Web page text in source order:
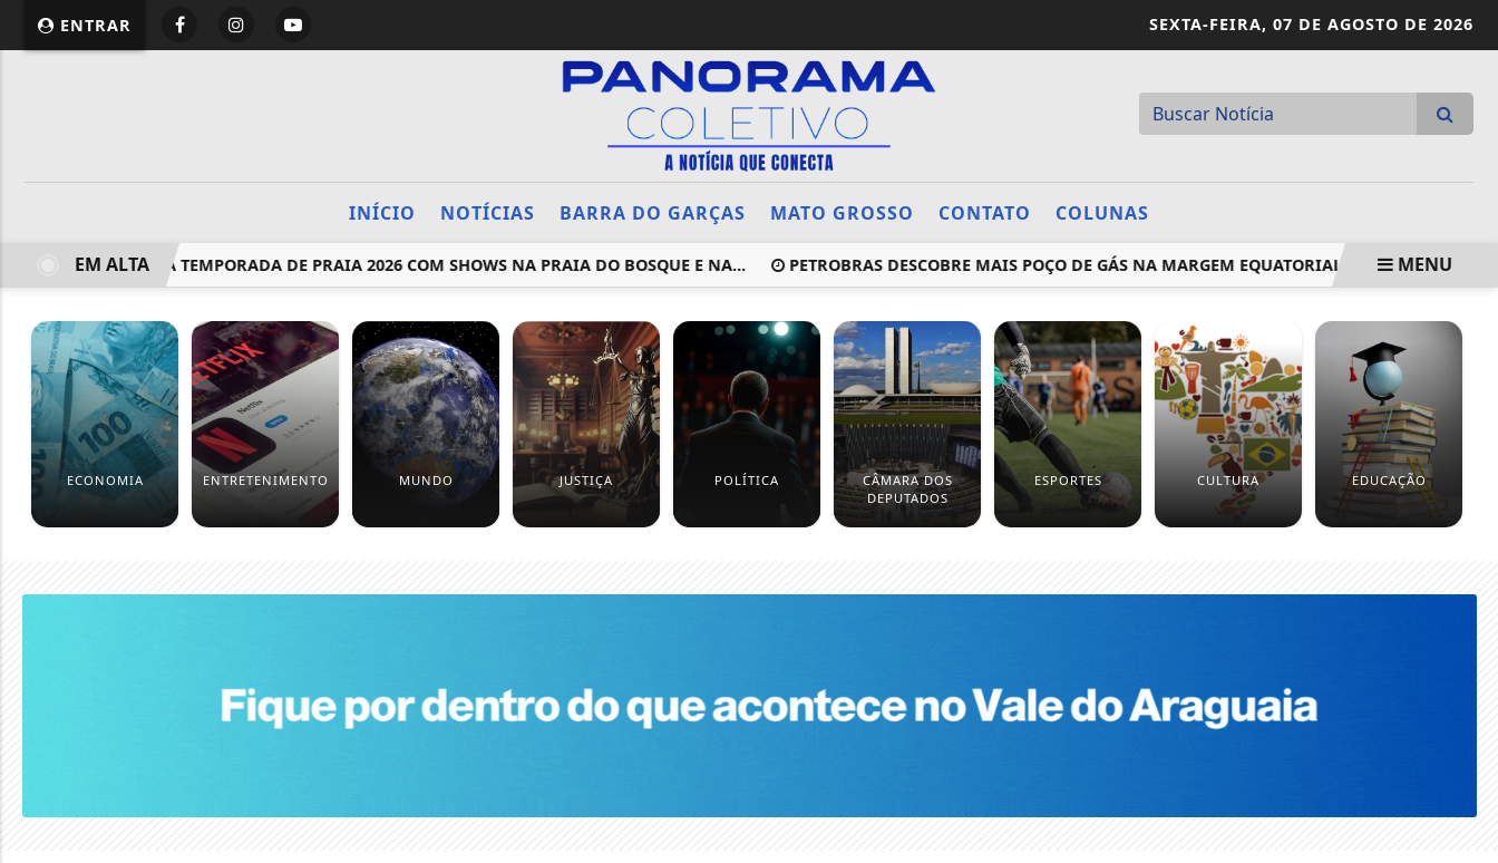
ENTRAR SEXTA-FEIRA, 07 DE AGOSTO DE 2026
INÍCIO NOTÍCIAS BARRA DO GARÇAS MATO GROSSO CONTATO COLUNAS
ATRAÇÕES DA TEMPORADA DE PRAIA 2026 COM SHOWS NA PRAIA DO BOSQUE E NA... PETROBRAS DESCOBRE MAIS POÇO DE GÁS NA MARGEM EQUATORIAL DA COLÔMBIA
EM ALTA MENU
ECONOMIA ENTRETENIMENTO MUNDO JUSTIÇA POLÍTICA
CÂMARA DOS
DEPUTADOS
ESPORTES CULTURA EDUCAÇÃO